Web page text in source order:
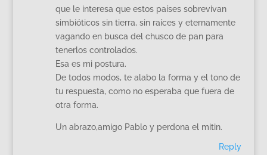
que le interesa que estos países sobrevivan
simbióticos sin tierra, sin raíces y eternamente
vagando en busca del chusco de pan para
tenerlos controlados.
Esa es mi postura.
De todos modos, te alabo la forma y el tono de
tu respuesta, como no esperaba que fuera de
otra forma.
Un abrazo,amigo Pablo y perdona el mitin.
Reply